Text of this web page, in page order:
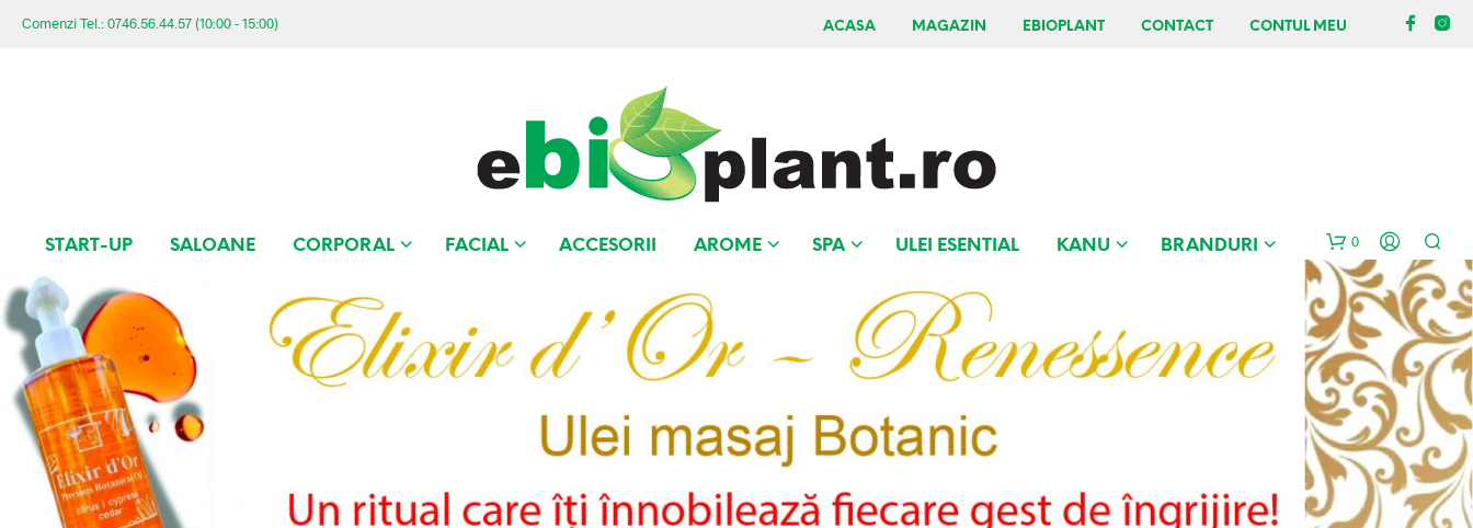
Comenzi Tel.: 0746.56.44.57 (10:00 - 15:00) ACASA MAGAZIN EBIOPLANT CONTACT CONTUL MEU
START-UP SALOANE CORPORAL FACIAL ACCESORII AROME SPA ULEI ESENTIAL KANU BRANDURI 0